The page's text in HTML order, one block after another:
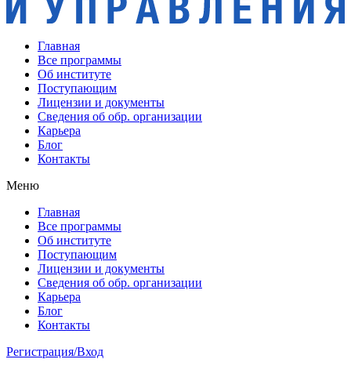
Главная
Все программы
Об институте
Поступающим
Лицензии и документы
Сведения об обр. организации
Карьера
Блог
Контакты
Меню
Главная
Все программы
Об институте
Поступающим
Лицензии и документы
Сведения об обр. организации
Карьера
Блог
Контакты
Регистрация/Вход